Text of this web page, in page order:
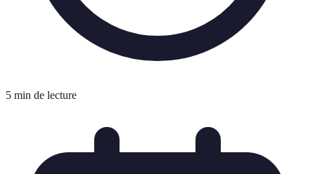
5 min de lecture